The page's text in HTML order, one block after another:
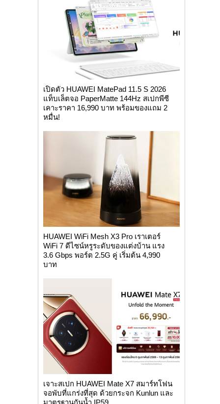
เปิดตัว HUAWEI MatePad 11.5 S 2026
แท็บเล็ตจอ PaperMatte 144Hz สเปกพีซี
เคาะราคา 16,990 บาท พร้อมของแถม 2
หมื่น!
HUAWEI WiFi Mesh X3 Pro เราเตอร์
WiFi 7 ดีไซน์หรูระดับของแต่งบ้าน แรง
3.6 Gbps พอร์ต 2.5G คู่ เริ่มต้น 4,990
บาท
เจาะสเปก HUAWEI Mate X7 สมาร์ทโฟน
จอพับที่แกร่งที่สุด ด้วยกระจก Kunlun และ
มาตรฐานกันน้ำ IP59